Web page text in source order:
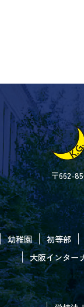
〒662-
幼稚園 初等部
大阪インター